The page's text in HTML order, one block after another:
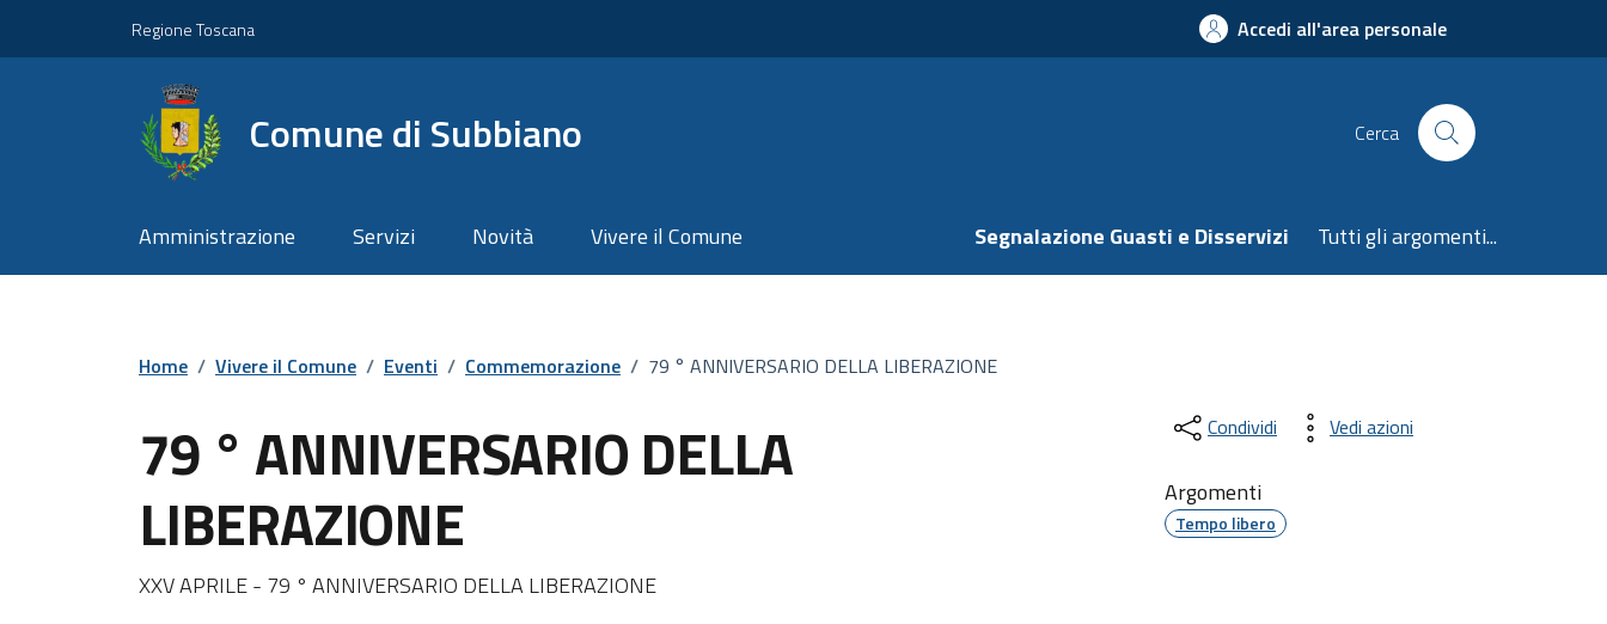
Regione Toscana Accedi all'area personale
Comune di Subbiano Cerca
Amministrazione Servizi Novità Vivere il Comune Segnalazione Guasti e Disservizi Tutti gli argomenti...
Home / Vivere il Comune / Eventi / Commemorazione / 79 ° ANNIVERSARIO DELLA LIBERAZIONE
79 ° ANNIVERSARIO DELLA
LIBERAZIONE
XXV APRILE - 79 ° ANNIVERSARIO DELLA LIBERAZIONE
Condividi Vedi azioni
Argomenti
Tempo libero